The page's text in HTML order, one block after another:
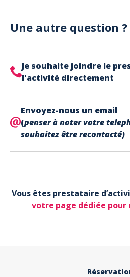
Cependant, nous avons l'office
et de Saint Raphaël qui
A noter que la réservation est
uniquement une fois le
Une autre question ?
Je souhaite joindre le
l'activité directement
trouve directement sur
dans la partie contact.
Envoyez-nous un email
(penser à noter votre
souhaitez être recontacté)
Votre email*
Vous êtes prestataire
votre page dédiée pour